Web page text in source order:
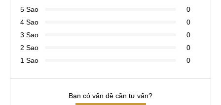
5 Sao
0
4 Sao
0
3 Sao
0
2 Sao
0
1 Sao
0
Bạn có vấn đề cần tư vấn?